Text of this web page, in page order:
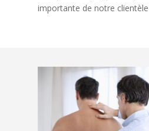
importante de notre clientèle